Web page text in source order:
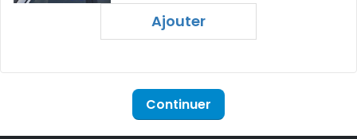
Ajouter
Continuer